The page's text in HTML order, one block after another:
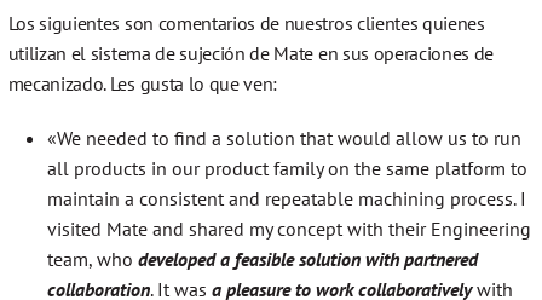
Los siguientes son comentarios de nuestros clientes quienes
utilizan el sistema de sujeción de Mate en sus operaciones de
mecanizado. Les gusta lo que ven:
«We needed to find a solution that would allow us to run
all products in our product family on the same platform to
maintain a consistent and repeatable machining process. I
visited Mate and shared my concept with their Engineering
team, who developed a feasible solution with partnered
collaboration. It was a pleasure to work collaborativelywith